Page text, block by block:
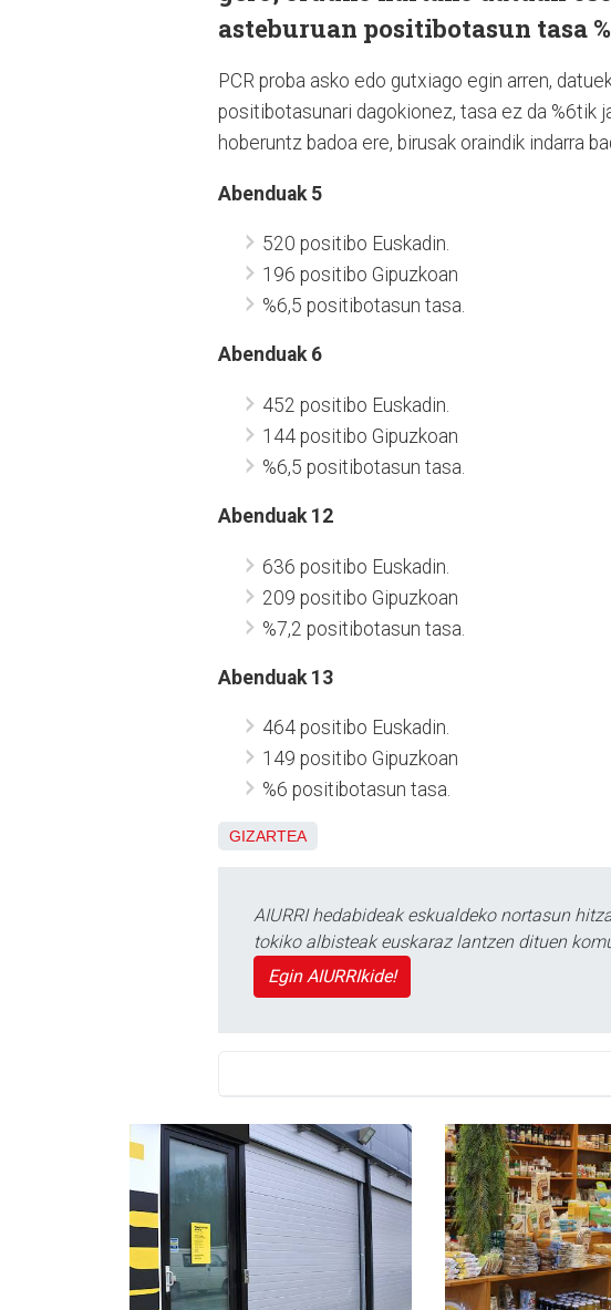
asteburuan positibotasun tasa
PCR proba asko edo gutxiago egin arren,
positibotasunari dagokionez, tasa ez da
hoberuntz badoa ere, birusak oraindik indarra
Abenduak 5
520 positibo Euskadin.
196 positibo Gipuzkoan
%6,5 positibotasun tasa.
Abenduak 6
452 positibo Euskadin.
144 positibo Gipuzkoan
%6,5 positibotasun tasa.
Abenduak 12
636 positibo Euskadin.
209 positibo Gipuzkoan
%7,2 positibotasun tasa.
Abenduak 13
464 positibo Euskadin.
149 positibo Gipuzkoan
%6 positibotasun tasa.
GIZARTEA
AIURRI hedabideak eskualdeko nortasun
tokiko albisteak euskaraz lantzen dituen
Egin AIURRIkide!